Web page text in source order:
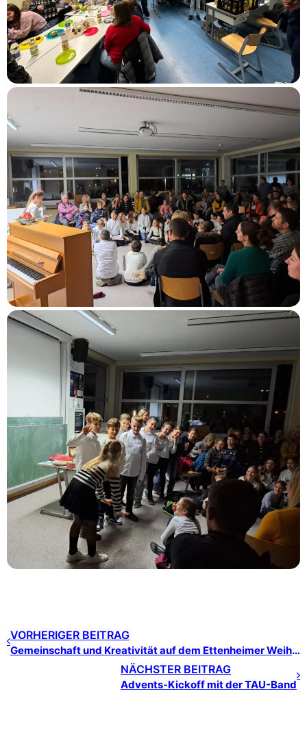
VORHERIGER BEITRAG
Gemeinschaft und Kreativität auf dem Ettenheimer Weihnachtsmarkt
NÄCHSTER BEITRAG
Advents-Kickoff mit der TAU-Band